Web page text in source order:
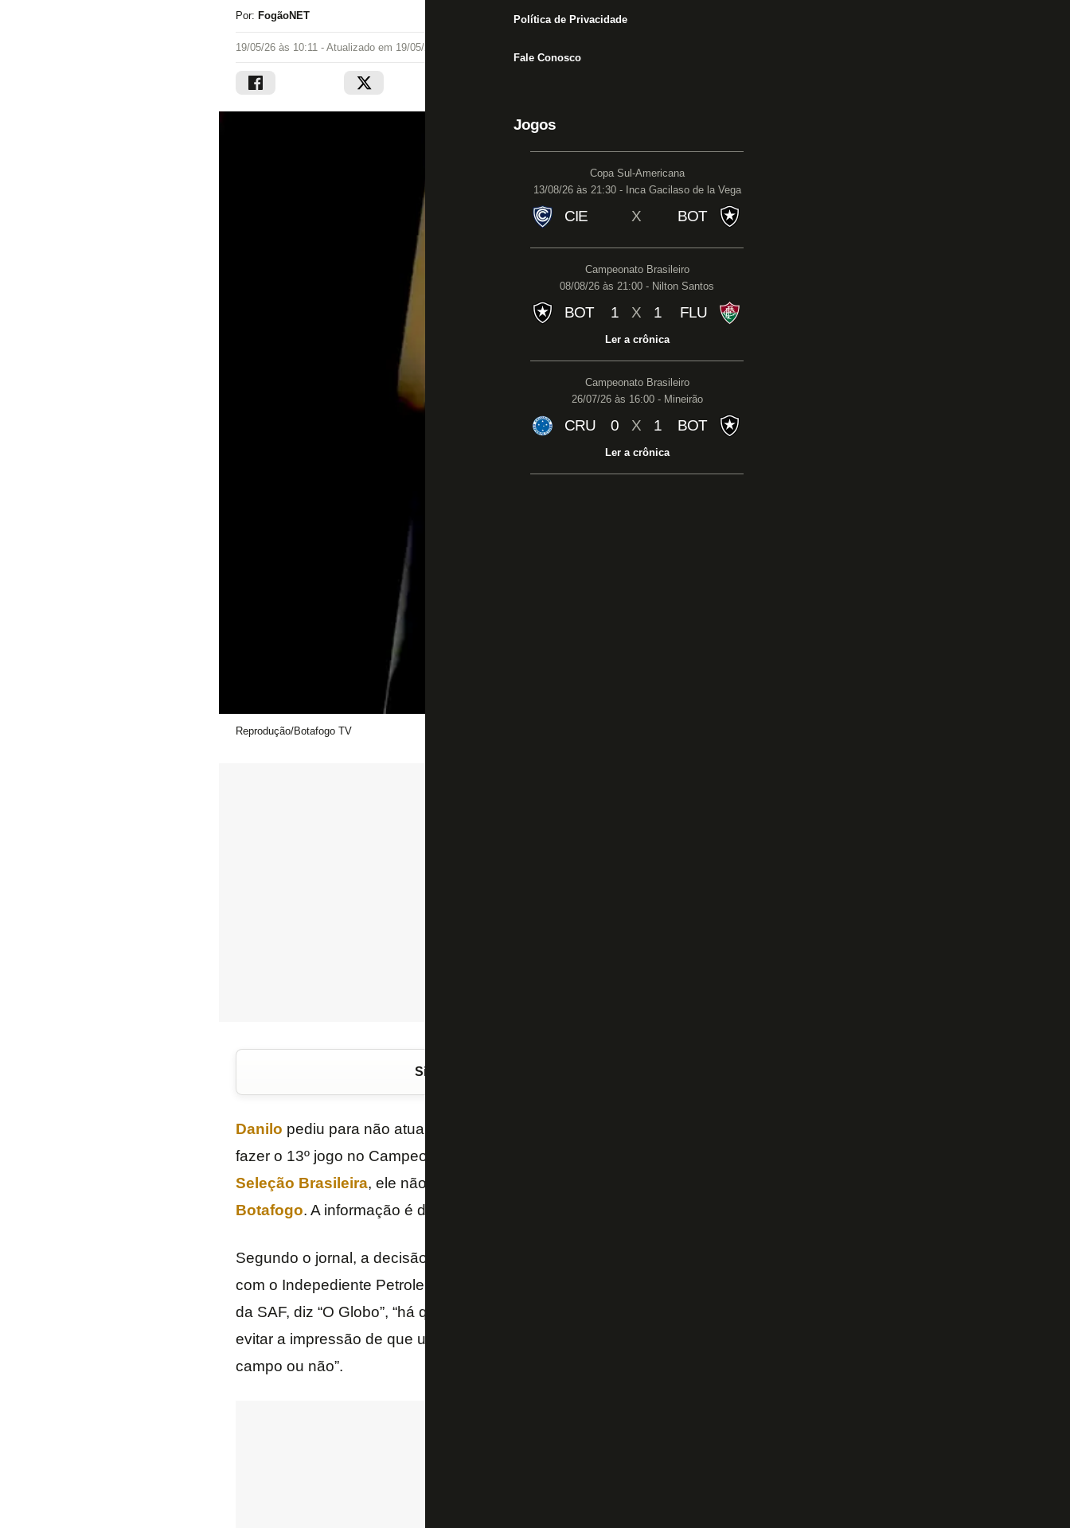
Política de Privacidade
Fale Conosco
Jogos
Copa Sul-Americana
13/08/26 às 21:30 - Inca Gacilaso de la Vega
CIE X BOT
Campeonato Brasileiro
08/08/26 às 21:00 - Nilton Santos
BOT 1 X 1 FLU
Ler a crônica
Campeonato Brasileiro
26/07/26 às 16:00 - Mineirão
CRU 0 X 1 BOT
Ler a crônica
Por: FogãoNET
19/05/26 às 10:11 - Atualizado em 19/05/26 às 10:11
Reprodução/Botafogo TV
Siga o FogãoNET
Danilo pediu para não atuar contra o Corinthians, pensando em evitar lesão e não
fazer o 13º jogo no Campeonato Brasileiro. Convocado para a
Seleção Brasileira, ele não tem presença confirmada nas próximas partidas do
Botafogo. A informação é de “O Globo”.
Segundo o jornal, a decisão final caberá ao técnico
com o Indepediente Petrolero, nesta quarta, pela Copa Sul-Americana. Nos bastidores
da SAF, diz “O Globo”, “há quem defenda que o treinador não utilize mais o atleta para
evitar a impressão de que um jogador pode “escolher” o jogo em que entrará em
campo ou não”.